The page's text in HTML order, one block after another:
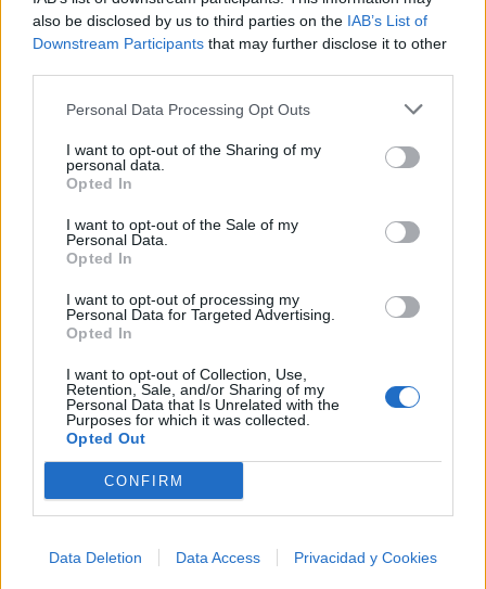
also be disclosed by us to third parties on the IAB’s List of
Downstream Participants that may further disclose it to other
Personal Data Processing Opt Outs
I want to opt-out of the Sharing of my
personal data.
Opted In
I want to opt-out of the Sale of my
Personal Data.
Opted In
I want to opt-out of processing my
Personal Data for Targeted Advertising.
Opted In
I want to opt-out of Collection, Use,
Retention, Sale, and/or Sharing of my
Personal Data that Is Unrelated with the
Purposes for which it was collected.
Opted Out
CONFIRM
Data Deletion Data Access Privacidad y Cookies